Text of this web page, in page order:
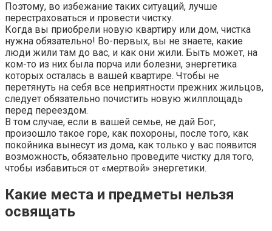
Поэтому, во избежание таких ситуаций, лучше
перестраховаться и провести чистку.
Когда вы приобрели новую квартиру или дом, чистка
нужна обязательно! Во-первых, вы не знаете, какие
люди жили там до вас, и как они жили. Быть может, на
ком-то из них была порча или болезни, энергетика
которых осталась в вашей квартире. Чтобы не
перетянуть на себя все неприятности прежних жильцов,
следует обязательно почистить новую жилплощадь
перед переездом.
В том случае, если в вашей семье, не дай Бог,
произошло такое горе, как похороны, после того, как
покойника вынесут из дома, как только у вас появится
возможность, обязательно проведите чистку для того,
чтобы избавиться от «мертвой» энергетики.
Какие места и предметы нельзя
освящать